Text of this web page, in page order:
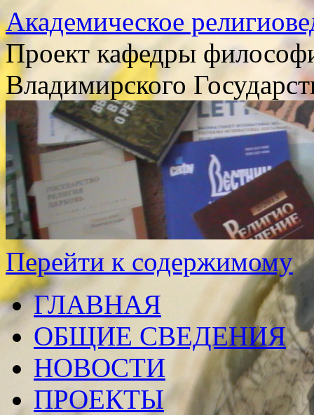
Академическое
Проект кафедры
Владимирского
Перейти к содержимому
ГЛАВНАЯ
ОБЩИЕ СВЕДЕНИЯ
НОВОСТИ
ПРОЕКТЫ